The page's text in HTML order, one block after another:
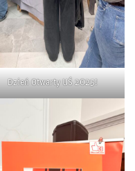
Dzień Otwarty UŚ 2025!